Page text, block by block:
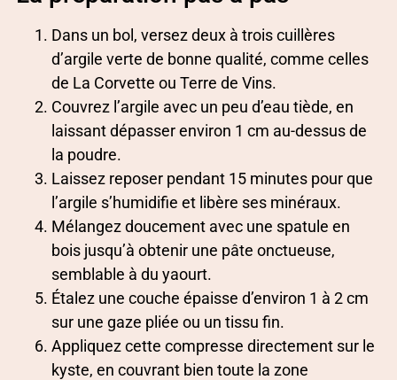
Dans un bol, versez deux à trois cuillères
d’argile verte de bonne qualité, comme celles
de La Corvette ou Terre de Vins.
Couvrez l’argile avec un peu d’eau tiède, en
laissant dépasser environ 1 cm au-dessus de
la poudre.
Laissez reposer pendant 15 minutes pour que
l’argile s’humidifie et libère ses minéraux.
Mélangez doucement avec une spatule en
bois jusqu’à obtenir une pâte onctueuse,
semblable à du yaourt.
Étalez une couche épaisse d’environ 1 à 2 cm
sur une gaze pliée ou un tissu fin.
Appliquez cette compresse directement sur le
kyste, en couvrant bien toute la zone